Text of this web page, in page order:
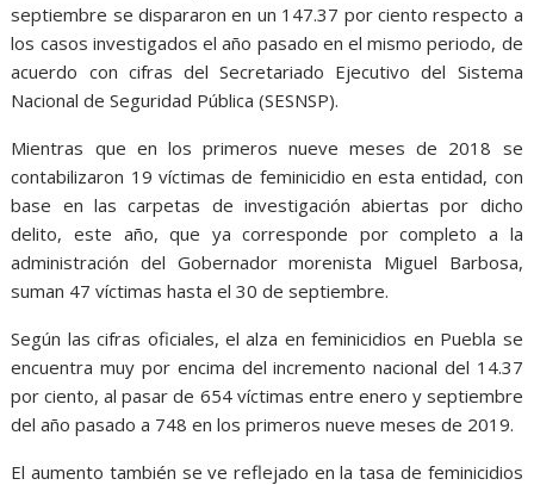
septiembre se dispararon en un 147.37 por ciento respecto a
los casos investigados el año pasado en el mismo periodo, de
acuerdo con cifras del Secretariado Ejecutivo del Sistema
Nacional de Seguridad Pública (SESNSP).
Mientras que en los primeros nueve meses de 2018 se
contabilizaron 19 víctimas de feminicidio en esta entidad, con
base en las carpetas de investigación abiertas por dicho
delito, este año, que ya corresponde por completo a la
administración del Gobernador morenista Miguel Barbosa,
suman 47 víctimas hasta el 30 de septiembre.
Según las cifras oficiales, el alza en feminicidios en Puebla se
encuentra muy por encima del incremento nacional del 14.37
por ciento, al pasar de 654 víctimas entre enero y septiembre
del año pasado a 748 en los primeros nueve meses de 2019.
El aumento también se ve reflejado en la tasa de feminicidios